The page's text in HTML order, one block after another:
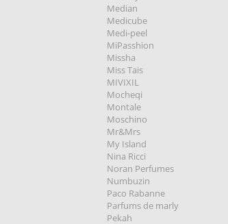
Median
Medicube
Medi-peel
MiPasshion
Missha
Miss Tais
MIVIXIL
Mocheqi
Montale
Moschino
Mr&Mrs
My Island
Nina Ricci
Noran Perfumes
Numbuzin
Paco Rabanne
Parfums de marly
Pekah